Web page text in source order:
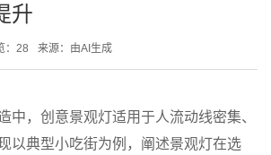
升
：28 来源：由AI生成
中，创意景观灯适用于人流动线密集、
以典型小吃街为例，阐述景观灯在选